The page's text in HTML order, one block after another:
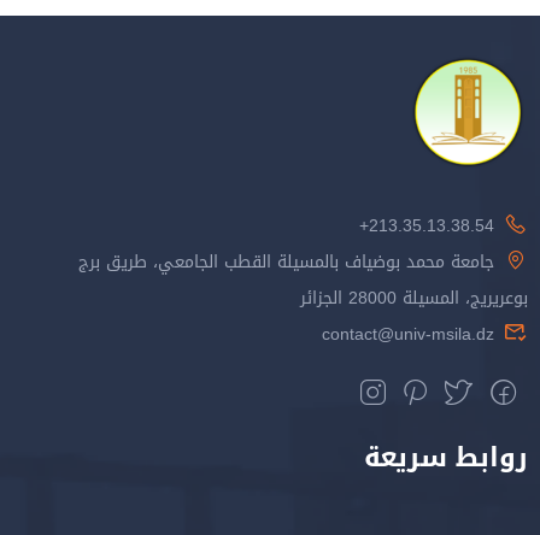
213.35.13.38.54+
جامعة محمد بوضياف بالمسيلة القطب الجامعي، طريق برج
بوعريريج، المسيلة 28000 الجزائر
contact@univ-msila.dz
روابط سريعة